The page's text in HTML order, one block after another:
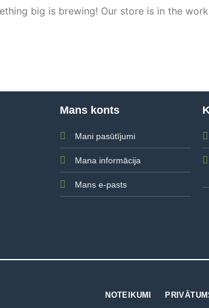
big is brewing! Our store is in the
Mans konts
Mani pasūtījumi
Mana informācija
Mans e-pasts
NOTEIKUMI